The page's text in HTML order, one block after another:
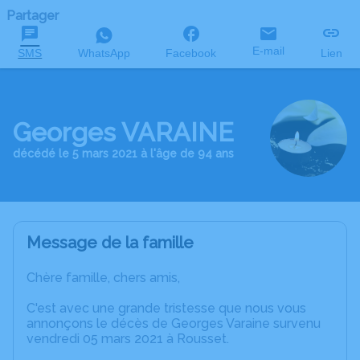
Partager
SMS WhatsApp Facebook E-mail Lien
Georges VARAINE
décédé le 5 mars 2021 à l'âge de 94 ans
Message de la famille
Chère famille, chers amis,
C'est avec une grande tristesse que nous vous
annonçons le décès de Georges Varaine survenu
vendredi 05 mars 2021 à Rousset.